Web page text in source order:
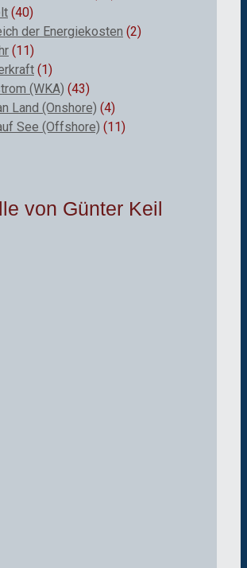
(40)
der Energiekosten (2)
(11)
(1)
(WKA) (43)
Land (Onshore) (4)
See (Offshore) (11)
von Günter Keil